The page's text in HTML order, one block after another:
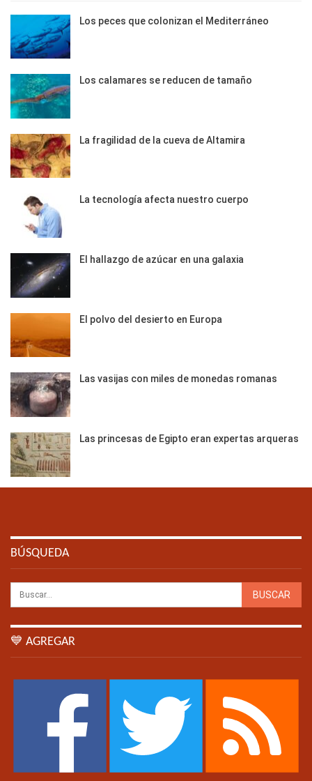
Los peces que colonizan el Mediterráneo
Los calamares se reducen de tamaño
La fragilidad de la cueva de Altamira
La tecnología afecta nuestro cuerpo
El hallazgo de azúcar en una galaxia
El polvo del desierto en Europa
Las vasijas con miles de monedas romanas
Las princesas de Egipto eran expertas arqueras
BÚSQUEDA
💙 AGREGAR